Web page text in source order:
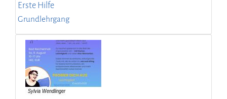
Erste Hilfe
Grundlehrgang